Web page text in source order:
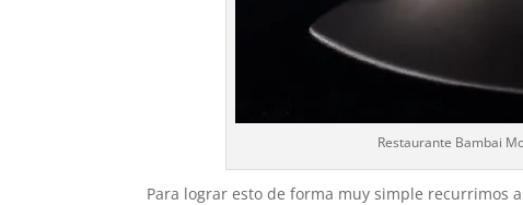
Restaurante Bambai
Para lograr esto de forma muy simple recurrimos